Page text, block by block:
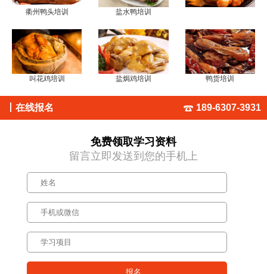
衢州鸭头培训 盐水鸭培训
叫花鸡培训 盐焗鸡培训 鸭货培训
在线报名 189-6307-3931
免费领取学习资料
留言立即发送到您的手机上